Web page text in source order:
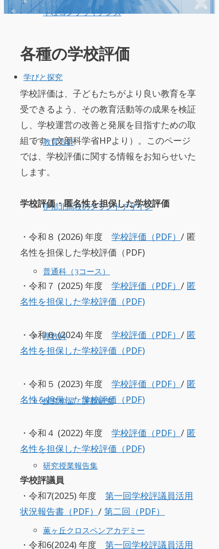
学校コンプライアンス
学びと探究
教育方針
伊那北高校のグランドデザイン
普通科（3コース）
理数科
探究学習・課題研究
研究授業報告集
薫ヶ丘クロスペンアカデミー
各種の学校評価
学校評価は、子どもたちがより良い教育を享
受できるよう、その教育活動等の成果を検証
し、学校運営の改善と発展を目指すための取
組です（文部科学省HPより）。このページ
では、学校評価に関する情報をお知らせいた
します。
学校評価・匿名性を担保した学校評価
・令和８ (2026) 年度学校評価（PDF）/ 匿
名性を担保した学校評価（PDF)
・令和７ (2025) 年度学校評価（PDF）/ 匿
名性を担保した学校評価（PDF)
・令和６ (2024) 年度学校評価（PDF）/ 匿
名性を担保した学校評価（PDF)
・令和５ (2023) 年度学校評価（PDF）/ 匿
名性を担保した学校評価（PDF)
・令和４ (2022) 年度学校評価（PDF）/ 匿
名性を担保した学校評価（PDF)
学校評議員
・令和7(2025) 年度第一回学校評議員活用
状況報告書（PDF）/第二回（PDF）
・令和6(2024) 年度第一回学校評議員活用